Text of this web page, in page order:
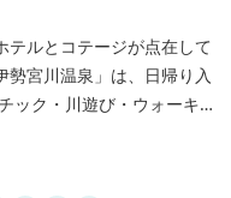
テルとコテージが点在して
宮川温泉」は、日帰り入
ック・川遊び・ウォーキン
地元産季節の野草を月替
りリフレッシュしてくだ